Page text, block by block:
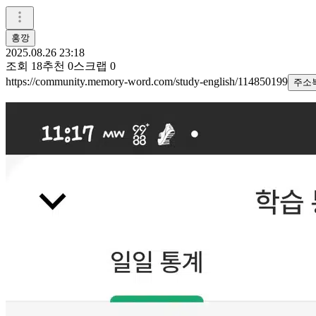
홍깡
2025.08.26 23:18
조회 18추천 0스크랩 0
https://community.memory-word.com/study-english/114850199 주소